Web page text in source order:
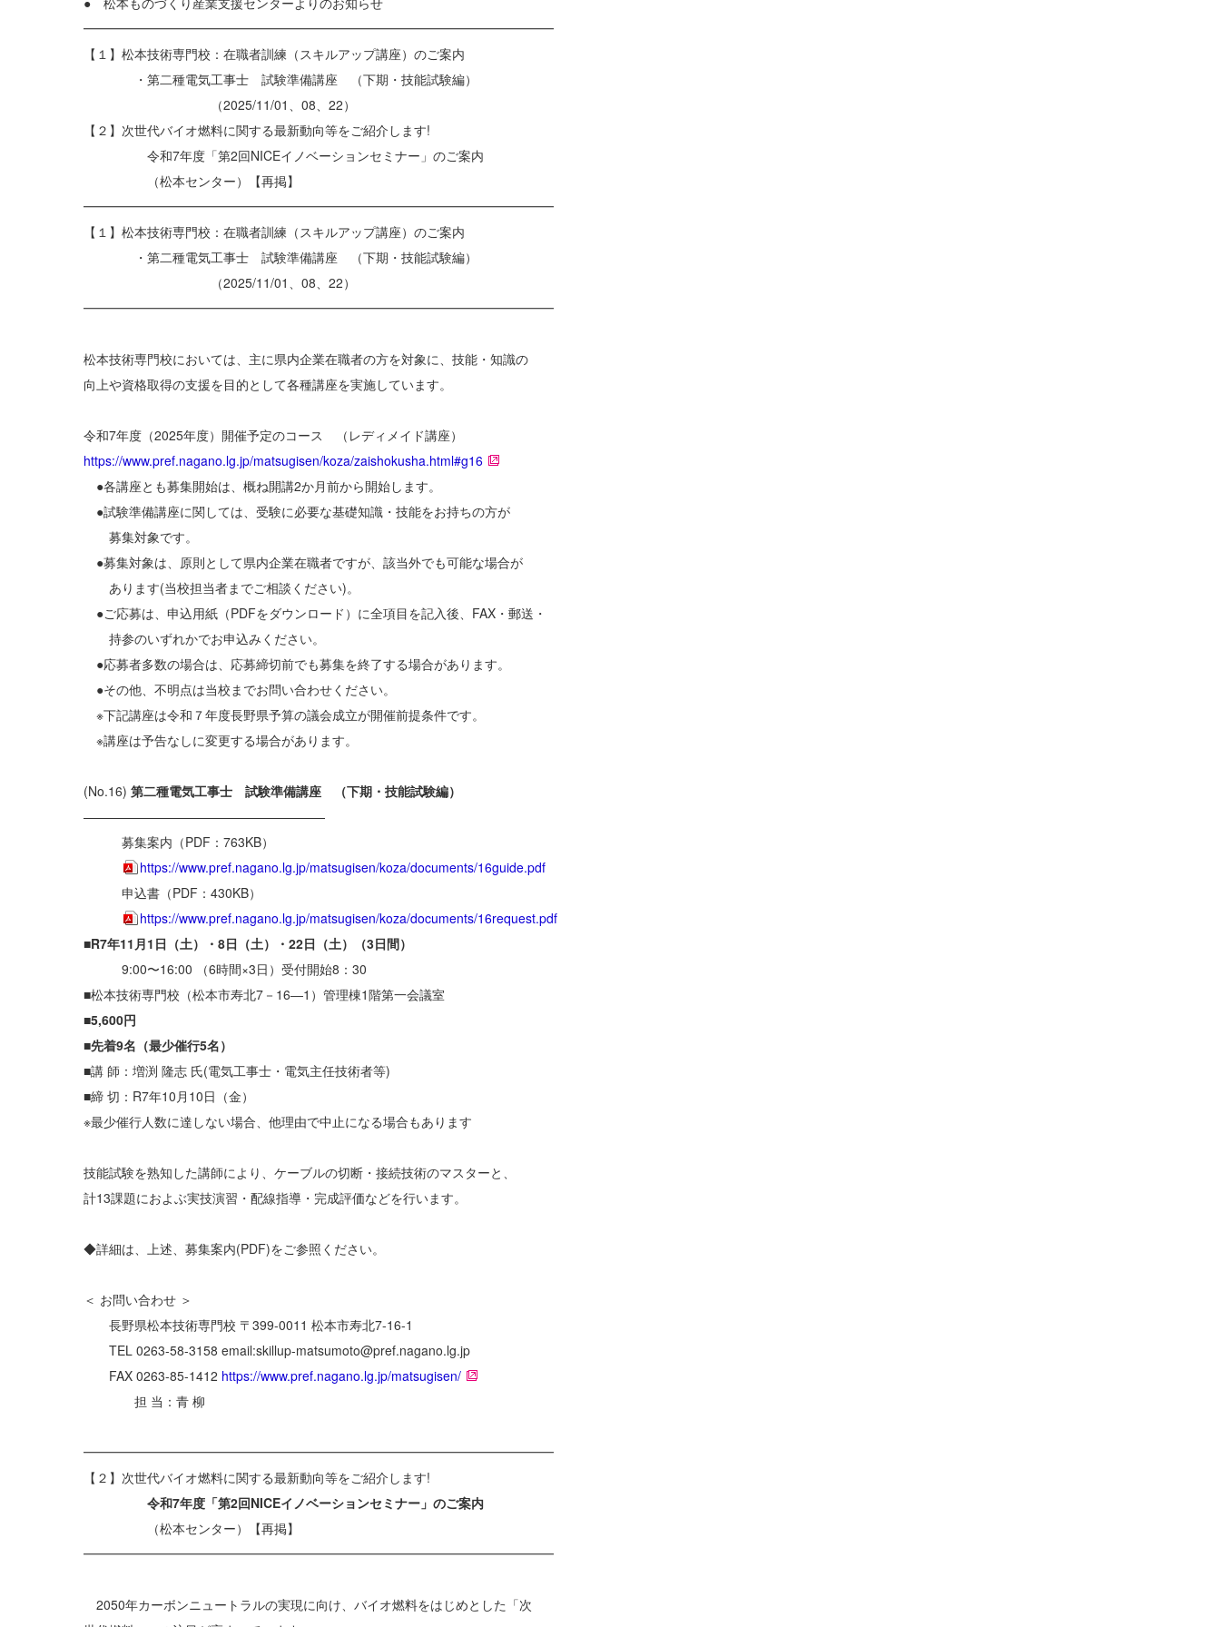
━━━━━━━━━━━━━━━━━━━━━━━━━━━━━━━━━━━━━
【１】松本技術専門校：在職者訓練（スキルアップ講座）のご案内
・第二種電気工事士 試験準備講座 （下期・技能試験編）
（2025/11/01、08、22）
【２】次世代バイオ燃料に関する最新動向等をご紹介します!
令和7年度「第2回NICEイノベーションセミナー」のご案内
（松本センター）【再掲】
━━━━━━━━━━━━━━━━━━━━━━━━━━━━━━━━━━━━━
【１】松本技術専門校：在職者訓練（スキルアップ講座）のご案内
・第二種電気工事士 試験準備講座 （下期・技能試験編）
（2025/11/01、08、22）
━━━━━━━━━━━━━━━━━━━━━━━━━━━━━━━━━━━━━
松本技術専門校においては、主に県内企業在職者の方を対象に、技能・知識の
向上や資格取得の支援を目的として各種講座を実施しています。
令和7年度（2025年度）開催予定のコース （レディメイド講座）
https://www.pref.nagano.lg.jp/matsugisen/koza/zaishokusha.html#g16
●各講座とも募集開始は、概ね開講2か月前から開始します。
●試験準備講座に関しては、受験に必要な基礎知識・技能をお持ちの方が
募集対象です。
●募集対象は、原則として県内企業在職者ですが、該当外でも可能な場合が
あります(当校担当者までご相談ください)。
●ご応募は、申込用紙（PDFをダウンロード）に全項目を記入後、FAX・郵送・
持参のいずれかでお申込みください。
●応募者多数の場合は、応募締切前でも募集を終了する場合があります。
●その他、不明点は当校までお問い合わせください。
※下記講座は令和７年度長野県予算の議会成立が開催前提条件です。
※講座は予告なしに変更する場合があります。
(No.16) 第二種電気工事士 試験準備講座 （下期・技能試験編）
———————————————————
募集案内（PDF：763KB）
https://www.pref.nagano.lg.jp/matsugisen/koza/documents/16guide.pdf
申込書（PDF：430KB）
https://www.pref.nagano.lg.jp/matsugisen/koza/documents/16request.pdf
■R7年11月1日（土）・8日（土）・22日（土）（3日間）
9:00〜16:00 （6時間×3日）受付開始8：30
■松本技術専門校（松本市寿北7－16―1）管理棟1階第一会議室
■5,600円
■先着9名（最少催行5名）
■講 師：増渕 隆志 氏(電気工事士・電気主任技術者等)
■締 切：R7年10月10日（金）
※最少催行人数に達しない場合、他理由で中止になる場合もあります
技能試験を熟知した講師により、ケーブルの切断・接続技術のマスターと、
計13課題におよぶ実技演習・配線指導・完成評価などを行います。
◆詳細は、上述、募集案内(PDF)をご参照ください。
＜ お問い合わせ ＞
長野県松本技術専門校 〒399-0011 松本市寿北7-16-1
TEL 0263-58-3158 email:skillup-matsumoto@pref.nagano.lg.jp
FAX 0263-85-1412 https://www.pref.nagano.lg.jp/matsugisen/
担 当：青 柳
━━━━━━━━━━━━━━━━━━━━━━━━━━━━━━━━━━━━━
【２】次世代バイオ燃料に関する最新動向等をご紹介します!
令和7年度「第2回NICEイノベーションセミナー」のご案内
（松本センター）【再掲】
━━━━━━━━━━━━━━━━━━━━━━━━━━━━━━━━━━━━━
2050年カーボンニュートラルの実現に向け、バイオ燃料をはじめとした「次